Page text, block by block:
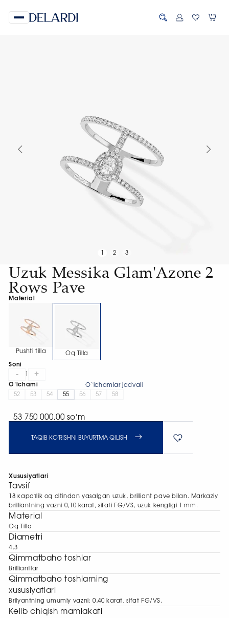
2 3
Uzuk Messika Glam'Azone 2
Rows Pave
Material
Pushti tilla
Oq Tilla
Soni
- +
O‘lchami
O‘lchamlar jadvali
52
53 54 55 56 57 58
53 750 000,00 soʻm
TAQIB KO'RISHNI BUYURTMA QILISH
Xususiyatlari
Tavsif
18 каратlik oq oltindan yasalgan uzuk, brilliant pave bilan. Markaziy
brilliantning vazni 0,10 karat, sifati FG/VS, uzuk kengligi 1 mm.
Material
Oq Tilla
Diametri
4,3
Qimmatbaho toshlar
Brilliantlar
Qimmatbaho toshlarning
xususiyatlari
Brilyantning umumiy vazni: 0,40 karat, sifat FG/VS.
Kelib chiqish mamlakati